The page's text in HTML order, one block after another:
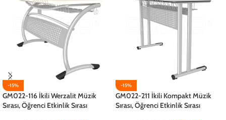
-15%
GM022-116 İkili Werzalit Müzik
Sırası, Öğrenci Etkinlik Sırası
-15%
GM022-211 İkili Kompakt Müzik
Sırası, Öğrenci Etkinlik Sırası